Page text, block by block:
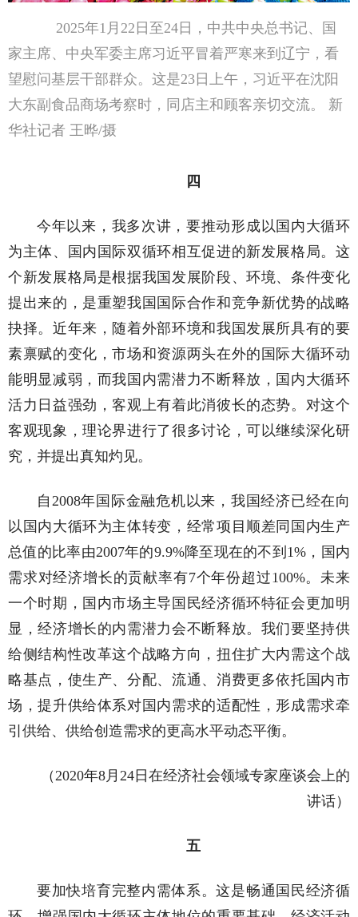
2025年1月22日至24日，中共中央总书记、国
家主席、中央军委主席习近平冒着严寒来到辽宁，看
望慰问基层干部群众。这是23日上午，习近平在沈阳
大东副食品商场考察时，同店主和顾客亲切交流。 新
华社记者 王晔/摄
四
今年以来，我多次讲，要推动形成以国内大循环
为主体、国内国际双循环相互促进的新发展格局。这
个新发展格局是根据我国发展阶段、环境、条件变化
提出来的，是重塑我国国际合作和竞争新优势的战略
抉择。近年来，随着外部环境和我国发展所具有的要
素禀赋的变化，市场和资源两头在外的国际大循环动
能明显减弱，而我国内需潜力不断释放，国内大循环
活力日益强劲，客观上有着此消彼长的态势。对这个
客观现象，理论界进行了很多讨论，可以继续深化研
究，并提出真知灼见。
自2008年国际金融危机以来，我国经济已经在向
以国内大循环为主体转变，经常项目顺差同国内生产
总值的比率由2007年的9.9%降至现在的不到1%，国内
需求对经济增长的贡献率有7个年份超过100%。未来
一个时期，国内市场主导国民经济循环特征会更加明
显，经济增长的内需潜力会不断释放。我们要坚持供
给侧结构性改革这个战略方向，扭住扩大内需这个战
略基点，使生产、分配、流通、消费更多依托国内市
场，提升供给体系对国内需求的适配性，形成需求牵
引供给、供给创造需求的更高水平动态平衡。
（2020年8月24日在经济社会领域专家座谈会上的
讲话）
五
要加快培育完整内需体系。这是畅通国民经济循